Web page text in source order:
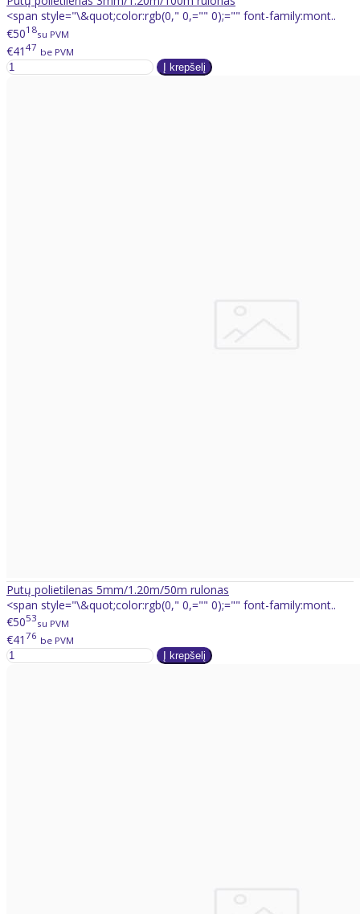
<span style="\&quot;color:rgb(0," 0,="" 0);="" font-family:mont..
€5018su PVM
€41 47 be PVM
Putų polietilenas 5mm/1.20m/50m rulonas
<span style="\&quot;color:rgb(0," 0,="" 0);="" font-family:mont..
€5053su PVM
€41 76 be PVM